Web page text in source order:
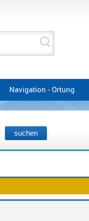
Navigation - Ortung